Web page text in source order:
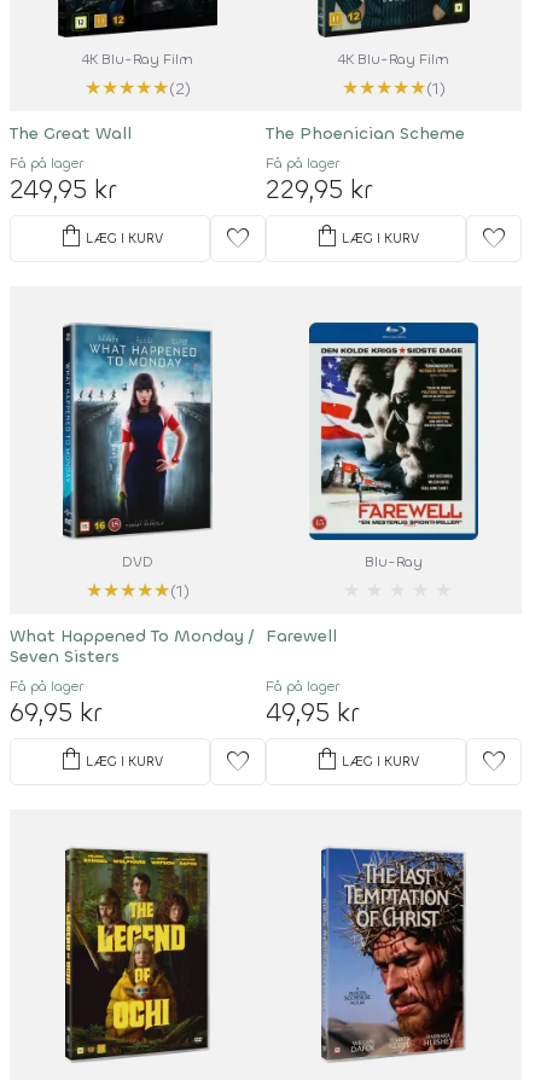
4K Blu-Ray Film
★★★★★(2)
The Great Wall
Få på lager
249,95 kr
shopping_bag LÆG I KURV favorite
4K Blu-Ray Film
★★★★★(1)
The Phoenician Scheme
Få på lager
229,95 kr
shopping_bag LÆG I KURV favorite
DVD
★★★★★(1)
What Happened To Monday /
Seven Sisters
Få på lager
69,95 kr
shopping_bag LÆG I KURV favorite
Blu-Ray
Farewell
Få på lager
49,95 kr
shopping_bag LÆG I KURV favorite